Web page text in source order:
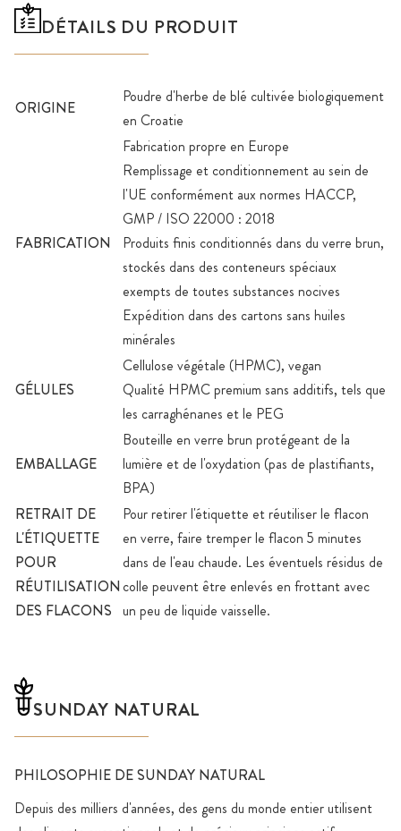
DÉTAILS DU PRODUIT
ORIGINE
Poudre d'herbe de blé cultivée biologiquement
en Croatie
FABRICATION
Fabrication propre en Europe
Remplissage et conditionnement au sein de
l'UE conformément aux normes HACCP,
GMP / ISO 22000 : 2018
Produits finis conditionnés dans du verre brun,
stockés dans des conteneurs spéciaux
exempts de toutes substances nocives
Expédition dans des cartons sans huiles
minérales
GÉLULES
Cellulose végétale (HPMC), vegan
Qualité HPMC premium sans additifs, tels que
les carraghénanes et le PEG
EMBALLAGE
Bouteille en verre brun protégeant de la
lumière et de l'oxydation (pas de plastifiants,
BPA)
RETRAIT DE
L'ÉTIQUETTE
POUR
RÉUTILISATION
DES FLACONS
Pour retirer l'étiquette et réutiliser le flacon
en verre, faire tremper le flacon 5 minutes
dans de l'eau chaude. Les éventuels résidus de
colle peuvent être enlevés en frottant avec
un peu de liquide vaisselle.
SUNDAY NATURAL
PHILOSOPHIE DE SUNDAY NATURAL
Depuis des milliers d'années, des gens du monde entier utilisent